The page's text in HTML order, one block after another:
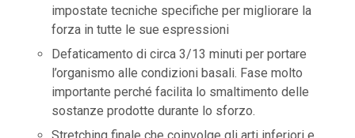
impostate tecniche specifiche per migliorare la
forza in tutte le sue espressioni
Defaticamento di circa 3/13 minuti per portare
l’organismo alle condizioni basali. Fase molto
importante perché facilita lo smaltimento delle
sostanze prodotte durante lo sforzo.
Stretching finale che coinvolge gli arti inferiori e